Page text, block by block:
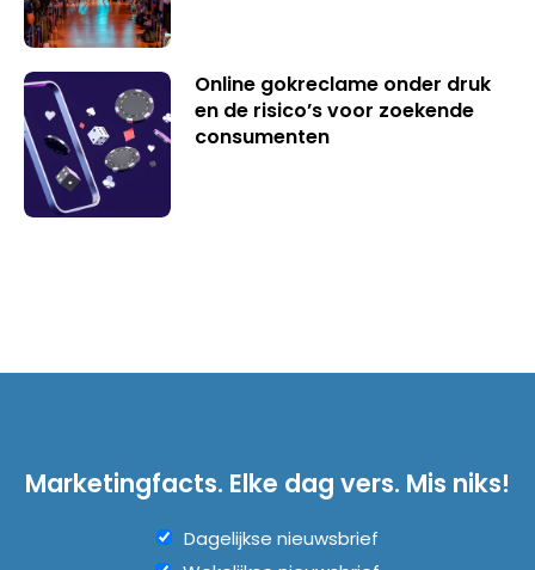
Online gokreclame onder druk
en de risico’s voor zoekende
consumenten
Marketingfacts. Elke dag vers. Mis niks!
Dagelijkse nieuwsbrief